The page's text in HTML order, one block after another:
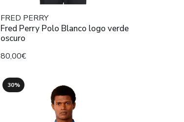
FRED PERRY
Fred Perry Polo Blanco logo verde
oscuro
80,00€
30%